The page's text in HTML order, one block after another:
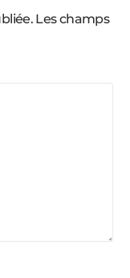
Les champs